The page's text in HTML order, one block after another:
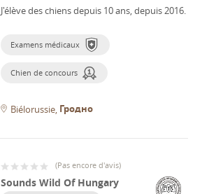
J'élève des chiens depuis 10 ans, depuis 2016.
Examens médicaux
Chien de concours
Biélorussie Гродно
(Pas encore d'avis)
Sounds Wild Of Hungary